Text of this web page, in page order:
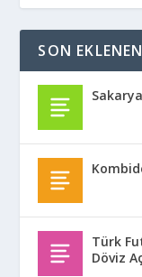
SON
Türk
Döviz